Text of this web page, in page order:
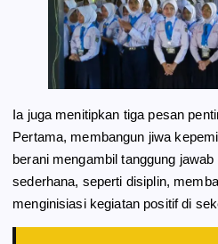
Ia juga menitipkan tiga pesan
Pertama, membangun jiwa
berani mengambil tanggung
sederhana, seperti disiplin,
menginisiasi kegiatan positif di